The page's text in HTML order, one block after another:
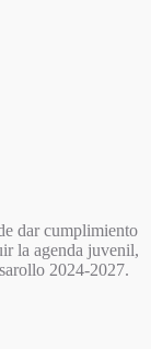
dar cumplimiento
la agenda juvenil,
2024-2027.